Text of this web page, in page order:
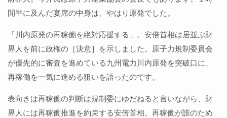
間半に及んだ宴席の中身は、やはり原発でした。
「川内原発の再稼働を絶対応援する」。安倍首相は居並ぶ財
界人を前に政権の［決意］を示しました。原子力規制委員会
が優先的に審査を進めている九州電力川内原発を突破口に、
再稼働を一気に進める狙いを語ったのです。
表向きは再稼働の判断は規制委にゆだねると言いながら、財
界人には再稼働推進を約束する安倍首相。再稼働が誰のため